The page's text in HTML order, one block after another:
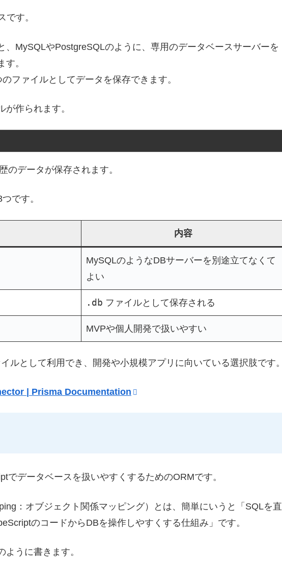
です。
、MySQLやPostgreSQLのように、専用のデータベースサーバーを
。
ファイルとしてデータを保存できます。
作られます。
のデータが保存されます。
です。
内容
MySQLのようなDBサーバーを別途立てなくて
よい
.db ファイルとして保存される
MVPや個人開発で扱いやすい
ルとして利用でき、開発や小規模アプリに向いている選択肢です。
| Prisma Documentation
でデータベースを扱いやすくするためのORMです。
：オブジェクト関係マッピング）とは、簡単にいうと「SQLを直
のコードからDBを操作しやすくする仕組み」です。
うに書きます。